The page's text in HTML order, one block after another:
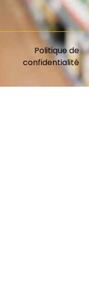
Politique de
confidentialité